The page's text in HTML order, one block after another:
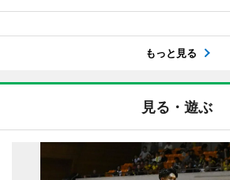
もっと見る
見る・遊ぶ